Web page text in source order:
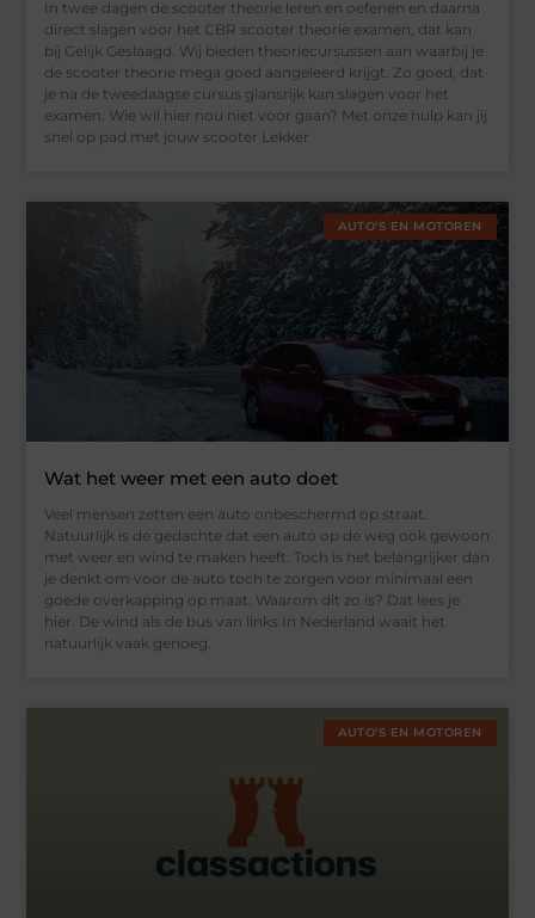
In twee dagen de scooter theorie leren en oefenen en daarna
direct slagen voor het CBR scooter theorie examen, dat kan
bij Gelijk Geslaagd. Wij bieden theoriecursussen aan waarbij je
de scooter theorie mega goed aangeleerd krijgt. Zo goed, dat
je na de tweedaagse cursus glansrijk kan slagen voor het
examen. Wie wil hier nou niet voor gaan? Met onze hulp kan jij
snel op pad met jouw scooter Lekker
AUTO’S EN MOTOREN
Wat het weer met een auto doet
Veel mensen zetten een auto onbeschermd op straat.
Natuurlijk is de gedachte dat een auto op de weg ook gewoon
met weer en wind te maken heeft. Toch is het belangrijker dan
je denkt om voor de auto toch te zorgen voor minimaal een
goede overkapping op maat. Waarom dit zo is? Dat lees je
hier. De wind als de bus van links In Nederland waait het
natuurlijk vaak genoeg.
AUTO’S EN MOTOREN